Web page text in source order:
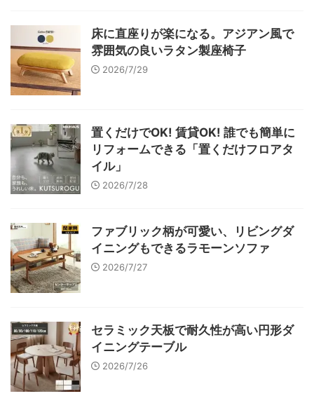
床に直座りが楽になる。アジアン風で
雰囲気の良いラタン製座椅子
2026/7/29
置くだけでOK! 賃貸OK! 誰でも簡単に
リフォームできる「置くだけフロアタ
イル」
2026/7/28
ファブリック柄が可愛い、リビングダ
イニングもできるラモーンソファ
2026/7/27
セラミック天板で耐久性が高い円形ダ
イニングテーブル
2026/7/26